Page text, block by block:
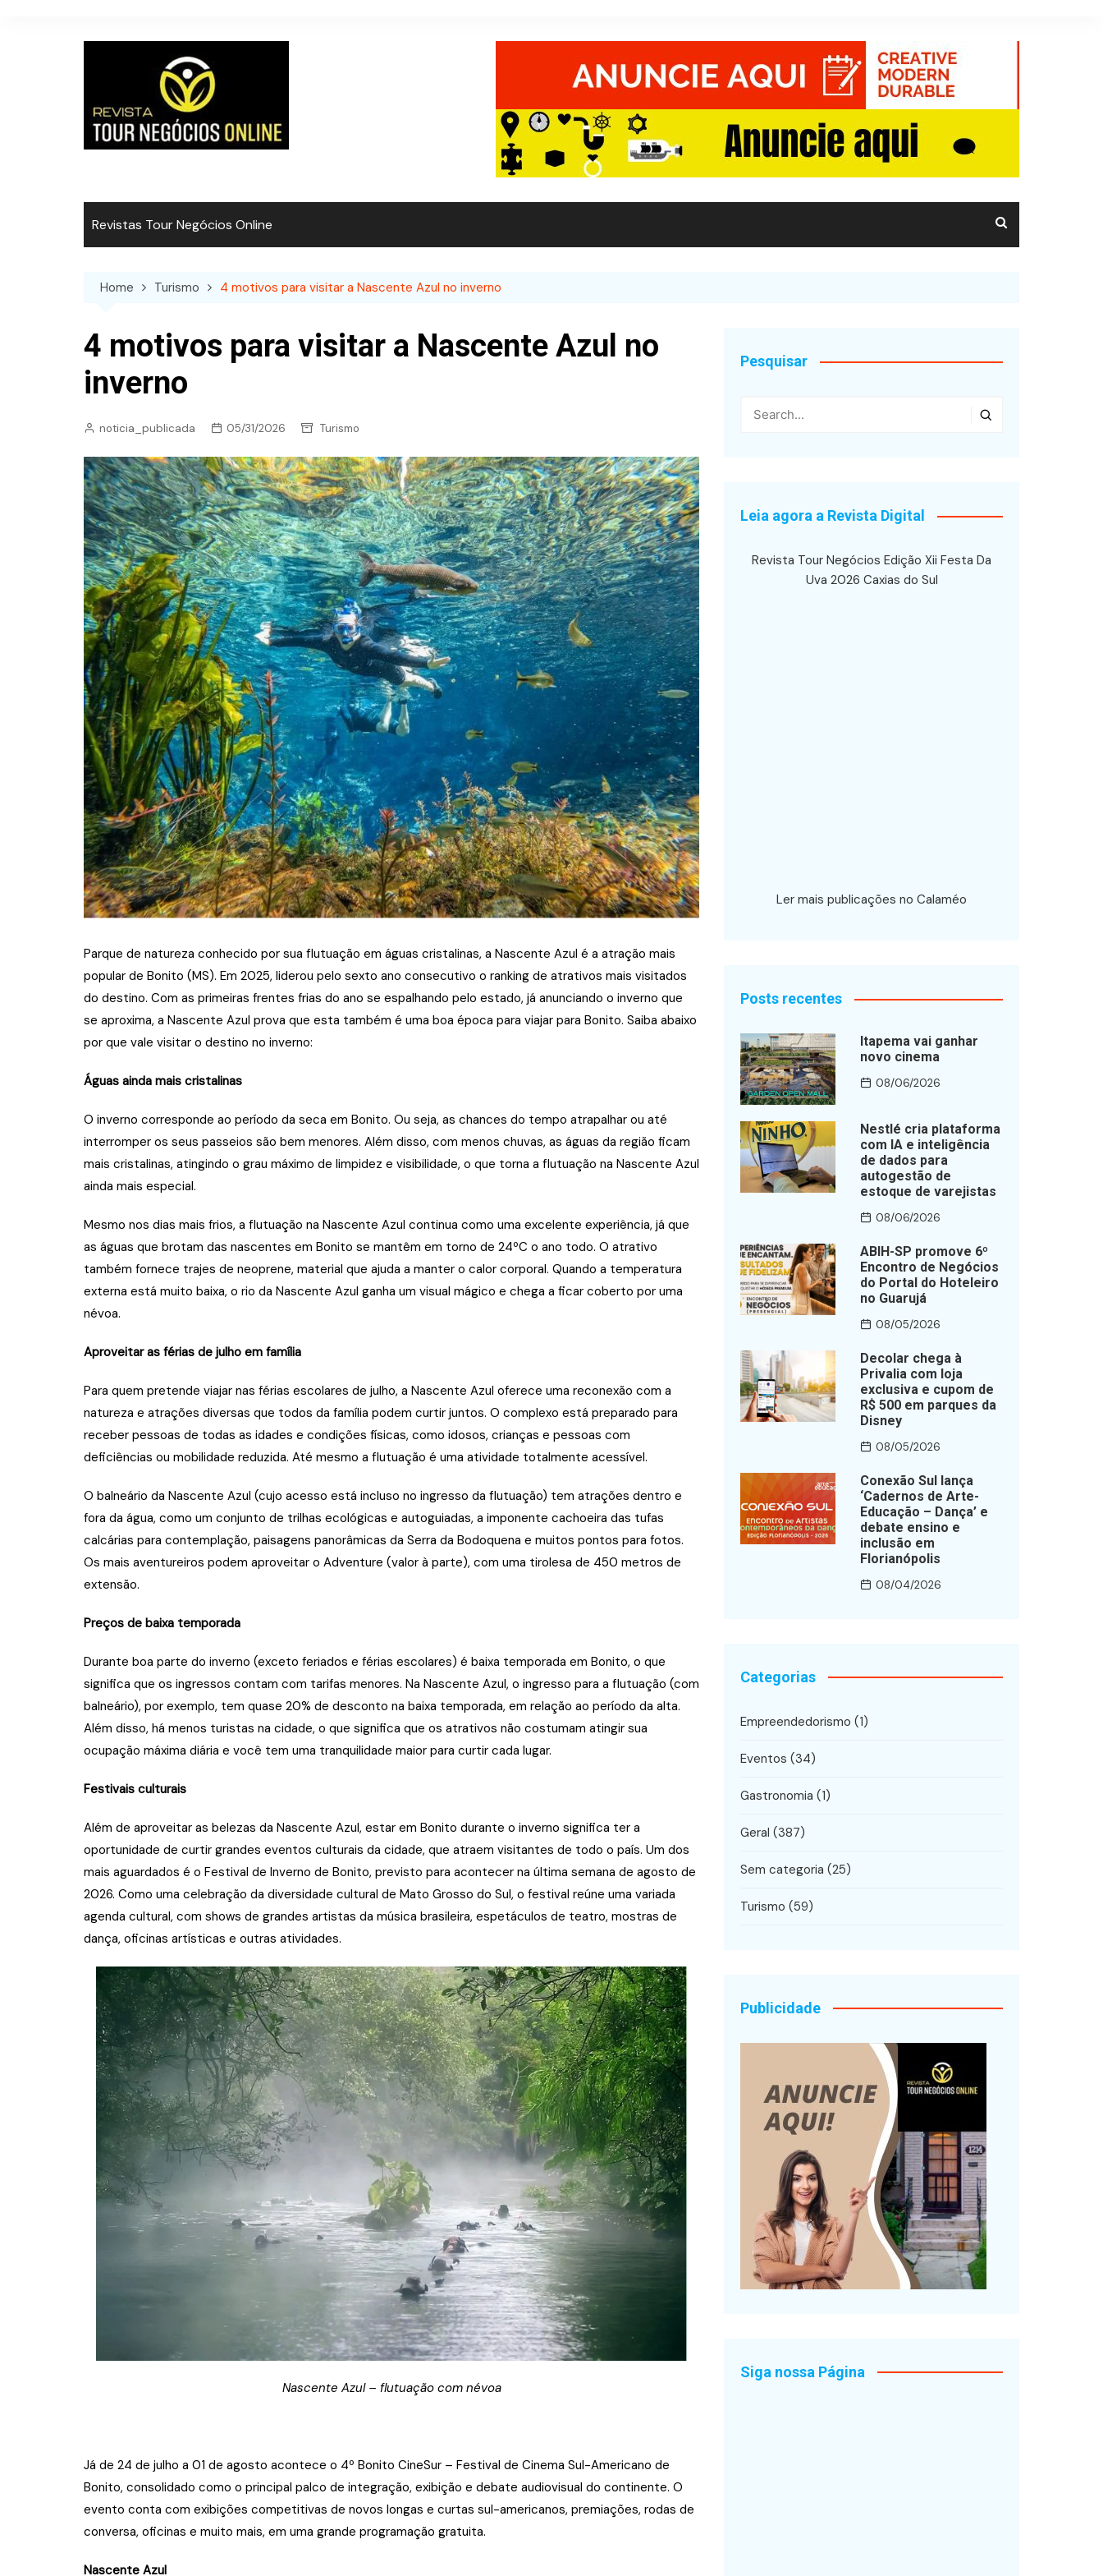
Revistas Tour Negócios Online
Home Turismo 4 motivos para visitar a Nascente Azul no inverno
4 motivos para visitar a Nascente Azul no
inverno
noticia_publicada 05/31/2026 Turismo
Parque de natureza conhecido por sua flutuação em águas cristalinas, a Nascente Azul é a atração mais
popular de Bonito (MS). Em 2025, liderou pelo sexto ano consecutivo o ranking de atrativos mais visitados
do destino. Com as primeiras frentes frias do ano se espalhando pelo estado, já anunciando o inverno que
se aproxima, a Nascente Azul prova que esta também é uma boa época para viajar para Bonito. Saiba abaixo
por que vale visitar o destino no inverno:
Águas ainda mais cristalinas
O inverno corresponde ao período da seca em Bonito. Ou seja, as chances do tempo atrapalhar ou até
interromper os seus passeios são bem menores. Além disso, com menos chuvas, as águas da região ficam
mais cristalinas, atingindo o grau máximo de limpidez e visibilidade, o que torna a flutuação na Nascente Azul
ainda mais especial.
Mesmo nos dias mais frios, a flutuação na Nascente Azul continua como uma excelente experiência, já que
as águas que brotam das nascentes em Bonito se mantêm em torno de 24ºC o ano todo. O atrativo
também fornece trajes de neoprene, material que ajuda a manter o calor corporal. Quando a temperatura
externa está muito baixa, o rio da Nascente Azul ganha um visual mágico e chega a ficar coberto por uma
névoa.
Aproveitar as férias de julho em família
Para quem pretende viajar nas férias escolares de julho, a Nascente Azul oferece uma reconexão com a
natureza e atrações diversas que todos da família podem curtir juntos. O complexo está preparado para
receber pessoas de todas as idades e condições físicas, como idosos, crianças e pessoas com
deficiências ou mobilidade reduzida. Até mesmo a flutuação é uma atividade totalmente acessível.
O balneário da Nascente Azul (cujo acesso está incluso no ingresso da flutuação) tem atrações dentro e
fora da água, como um conjunto de trilhas ecológicas e autoguiadas, a imponente cachoeira das tufas
calcárias para contemplação, paisagens panorâmicas da Serra da Bodoquena e muitos pontos para fotos.
Os mais aventureiros podem aproveitar o Adventure (valor à parte), com uma tirolesa de 450 metros de
extensão.
Preços de baixa temporada
Durante boa parte do inverno (exceto feriados e férias escolares) é baixa temporada em Bonito, o que
significa que os ingressos contam com tarifas menores. Na Nascente Azul, o ingresso para a flutuação (com
balneário), por exemplo, tem quase 20% de desconto na baixa temporada, em relação ao período da alta.
Além disso, há menos turistas na cidade, o que significa que os atrativos não costumam atingir sua
ocupação máxima diária e você tem uma tranquilidade maior para curtir cada lugar.
Festivais culturais
Além de aproveitar as belezas da Nascente Azul, estar em Bonito durante o inverno significa ter a
oportunidade de curtir grandes eventos culturais da cidade, que atraem visitantes de todo o país. Um dos
mais aguardados é o Festival de Inverno de Bonito, previsto para acontecer na última semana de agosto de
2026. Como uma celebração da diversidade cultural de Mato Grosso do Sul, o festival reúne uma variada
agenda cultural, com shows de grandes artistas da música brasileira, espetáculos de teatro, mostras de
dança, oficinas artísticas e outras atividades.
Nascente Azul – flutuação com névoa
Já de 24 de julho a 01 de agosto acontece o 4º Bonito CineSur – Festival de Cinema Sul-Americano de
Bonito, consolidado como o principal palco de integração, exibição e debate audiovisual do continente. O
evento conta com exibições competitivas de novos longas e curtas sul-americanos, premiações, rodas de
conversa, oficinas e muito mais, em uma grande programação gratuita.
Nascente Azul
Pesquisar
Leia agora a Revista Digital
Revista Tour Negócios Edição Xii Festa Da
Uva 2026 Caxias do Sul
Ler mais publicações no Calaméo
Posts recentes
Itapema vai ganhar
novo cinema
08/06/2026
Nestlé cria plataforma
com IA e inteligência
de dados para
autogestão de
estoque de varejistas
08/06/2026
ABIH-SP promove 6º
Encontro de Negócios
do Portal do Hoteleiro
no Guarujá
08/05/2026
Decolar chega à
Privalia com loja
exclusiva e cupom de
R$ 500 em parques da
Disney
08/05/2026
Conexão Sul lança
‘Cadernos de Arte-
Educação – Dança’ e
debate ensino e
inclusão em
Florianópolis
08/04/2026
Categorias
Empreendedorismo (1)
Eventos (34)
Gastronomia (1)
Geral (387)
Sem categoria (25)
Turismo (59)
Publicidade
Siga nossa Página